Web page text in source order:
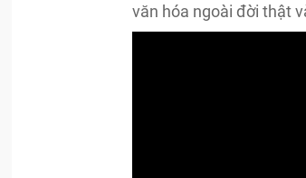
văn hóa ngoài đời thật